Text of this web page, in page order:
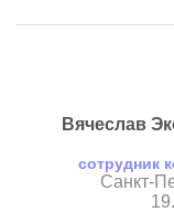
Вячеслав
сотрудник
Санкт-